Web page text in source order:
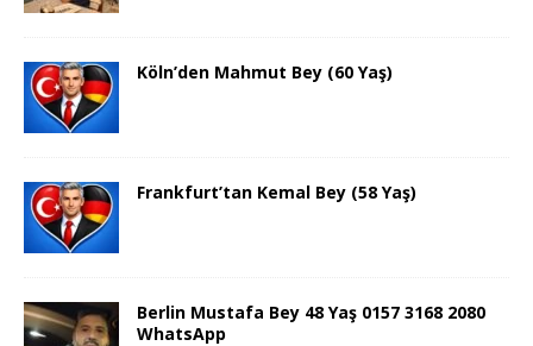
Köln’den Mahmut Bey (60 Yaş)
Frankfurt’tan Kemal Bey (58 Yaş)
Berlin Mustafa Bey 48 Yaş 0157 3168 2080
WhatsApp